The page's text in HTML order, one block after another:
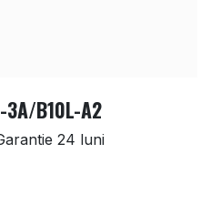
3A/B10L-A2
24 luni